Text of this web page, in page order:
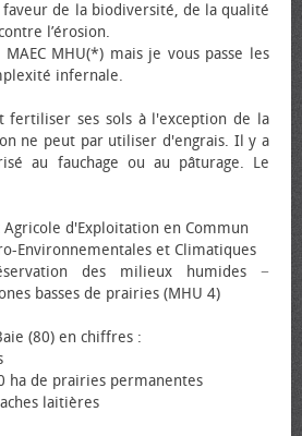
faveur de la biodiversité, de la qualité
l’érosion.
MHU(*) mais je vous passe les
infernale.
fertiliser ses sols à l'exception de la
ne peut par utiliser d'engrais. Il y a
au fauchage ou au pâturage. Le
Agricole d'Exploitation en Commun
Environnementales et Climatiques
des milieux humides −
basses de prairies (MHU 4)
(80) en chiffres :
ha de prairies permanentes
laitières